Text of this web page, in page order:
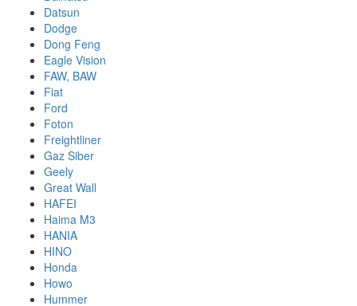
Datsun
Dodge
Dong Feng
Eagle Vision
FAW, BAW
Fiat
Ford
Foton
Freightliner
Gaz Siber
Geely
Great Wall
HAFEI
Haima M3
HANIA
HINO
Honda
Howo
Hummer